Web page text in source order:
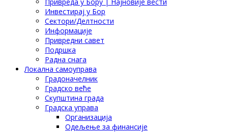
Инвестирај у Бор
Сектори/Делтности
Информације
Привредни савет
Подршка
Радна снага
Локална самоуправа
Градоначелник
Градско веће
Скупштина града
Градска управа
Организација
Одељење за финансије